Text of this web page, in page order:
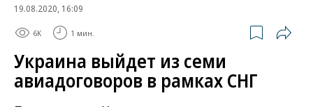
19.08.2020, 16:09
6K 1 мин.
Украина выйдет из семи
авиадоговоров в рамках СНГ